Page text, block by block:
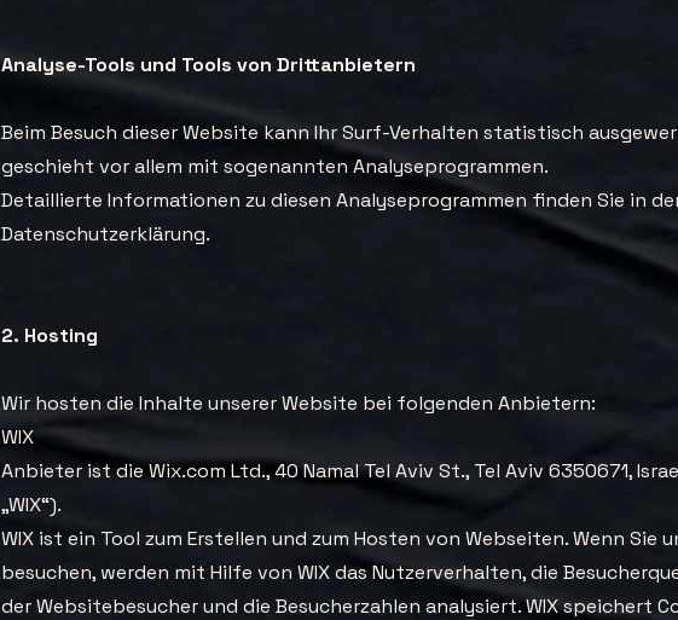
Analyse-Tools und Tools von Drittanbietern
Beim Besuch dieser Website kann Ihr Surf-Verhalten statistisch
geschieht vor allem mit sogenannten Analyseprogrammen.
Detaillierte Informationen zu diesen Analyseprogrammen finden Sie in
Datenschutzerklärung.
2. Hosting
Wir hosten die Inhalte unserer Website bei folgenden Anbietern:
WIX
Anbieter ist die Wix.com Ltd., 40 Namal Tel Aviv St., Tel Aviv 6350671,
„WIX“).
WIX ist ein Tool zum Erstellen und zum Hosten von Webseiten. Wenn Sie
besuchen, werden mit Hilfe von WIX das Nutzerverhalten, die
der Websitebesucher und die Besucherzahlen analysiert. WIX speichert